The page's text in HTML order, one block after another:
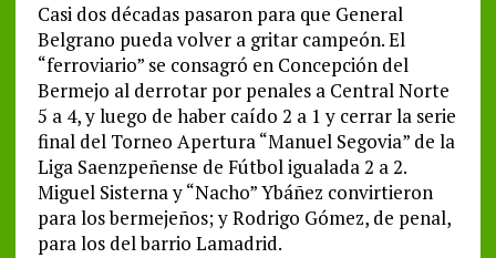
Casi dos décadas pasaron para que General
Belgrano pueda volver a gritar campeón. El
“ferroviario” se consagró en Concepción del
Bermejo al derrotar por penales a Central Norte
5 a 4, y luego de haber caído 2 a 1 y cerrar la serie
final del Torneo Apertura “Manuel Segovia” de la
Liga Saenzpeñense de Fútbol igualada 2 a 2.
Miguel Sisterna y “Nacho” Ybáñez convirtieron
para los bermejeños; y Rodrigo Gómez, de penal,
para los del barrio Lamadrid.